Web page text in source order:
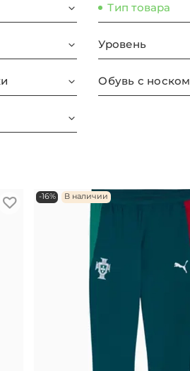
Тип товара
Уровень
Обувь с носком
-16% В наличии